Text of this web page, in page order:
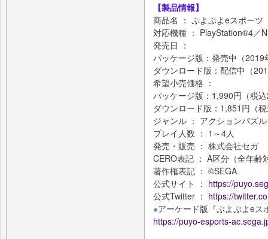
【製品情報】
商品名 ： ぷよぷよeスポーツ
対応機種 ： PlayStation®4／
発売日 ：
パッケージ版：発売中（
ダウンロード版：配信中（
希望小売価格 ：
パッケージ版：1,990円（税
ダウンロード版：1,851円（
ジャンル ： アクションパズル
プレイ人数 ： 1～4人
発売・販売 ： 株式会社セガ
CERO表記 ： A区分（全年齢
著作権表記 ： ©SEGA
公式サイト ： https://
公式Twitter ： https://
※アーケード版『ぷよぷよeス
https://puyo-esports-